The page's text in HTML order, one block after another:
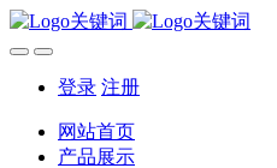
登录 注册
网站首页
产品展示